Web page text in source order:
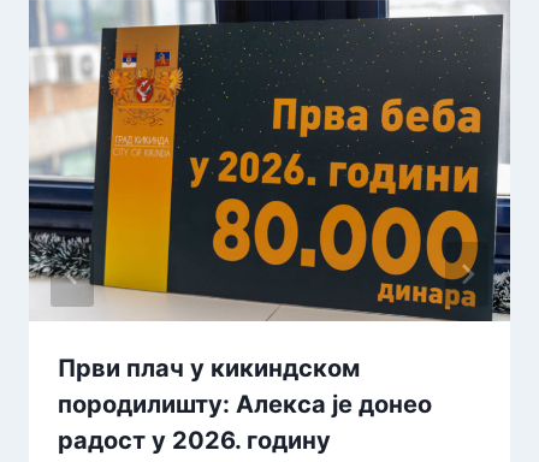
Први плач у кикиндском
породилишту: Алекса је донео
радост у 2026. годину